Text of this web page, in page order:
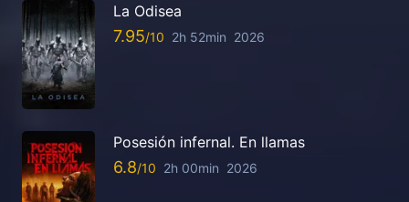
La Odisea
7.95 2h 52min 2026
Posesión infernal. En llamas
6.8 2h 00min 2026